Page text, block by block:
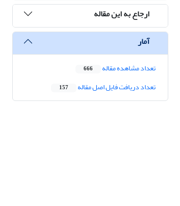
ارجاع به این مقاله
آمار
تعداد مشاهده مقاله 666
تعداد دریافت فایل اصل مقاله 157